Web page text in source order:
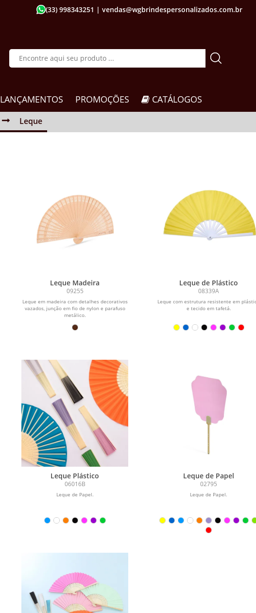
(33) 998343251 | vendas@wgbrindespersonalizados.com.br
LANÇAMENTOS PROMOÇÕES CATÁLOGOS
Leque
Leque Madeira
09255
Leque em madeira com detalhes decorativos
vazados, junção em fio de nylon e parafuso
metálico.
Leque de Plástico
08339A
Leque com estrutura resistente em
e tecido em tafetá.
Leque Plástico
06016B
Leque de Papel.
Leque de Papel
02795
Leque de Papel.